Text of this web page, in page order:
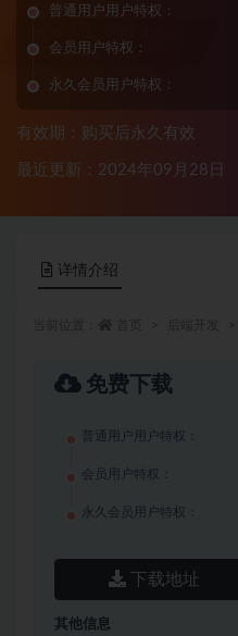
普通用户用户特权：
会员用户特权：
永久会员用户特权：
有效期：购买后永久有效
最近更新：2024年09月28日
详情介绍
免费下载
普通用户用户特权：
会员用户特权：
永久会员用户特权：
下载地址
其他信息